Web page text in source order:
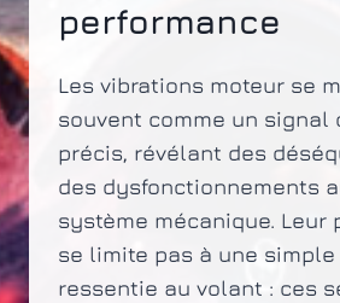
performance
Les vibrations moteur se
souvent comme un signal
précis, révélant des
des dysfonctionnements
système mécanique. Leur
se limite pas à une simple
ressentie au volant : ces